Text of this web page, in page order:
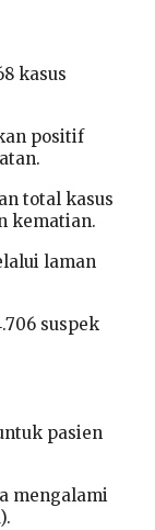
kasus
positif
total kasus
kematian.
laman
suspek
pasien
mengalami